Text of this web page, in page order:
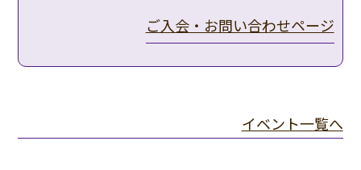
ご入会・お問い合わせページ
イベント一覧へ